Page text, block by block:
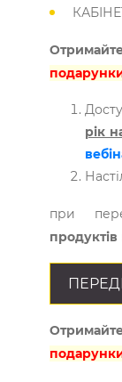
рік
при
продуктів